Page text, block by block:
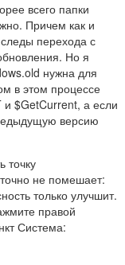
всего папки
Причем как и
перехода с
Но я
нужна для
в этом процессе
и $GetCurrent, а если
версию
точку
не помешает:
только улучшит.
правой
Система: